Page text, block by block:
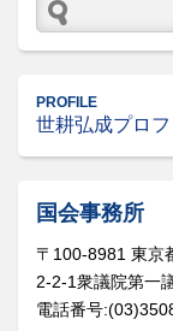
PROFILE
世耕弘成プロ
国会事務所
〒100-8981 東京
2-2-1衆議院第一
電話番号